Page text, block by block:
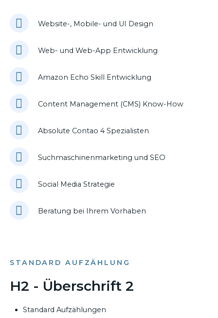
Website-, Mobile- und UI Design
Web- und Web-App Entwicklung
Amazon Echo Skill Entwicklung
Content Management (CMS) Know-How
Absolute Contao 4 Spezialisten
Suchmaschinenmarketing und SEO
Social Media Strategie
Beratung bei Ihrem Vorhaben
STANDARD AUFZÄHLUNG
H2 - Überschrift 2
Standard Aufzählungen